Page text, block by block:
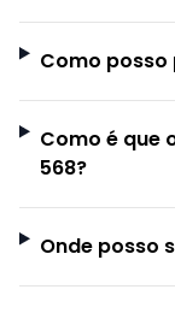
Como posso
Como é que
568?
Onde posso